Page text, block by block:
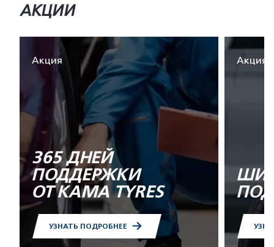
АКЦИИ
Акция
365 ДНЕЙ
ПОДДЕРЖКИ
ОТ KAMA TYRES
УЗНАТЬ ПОДРОБНЕЕ
Акция